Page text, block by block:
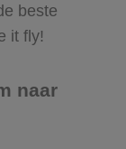
beste
it fly!
naar